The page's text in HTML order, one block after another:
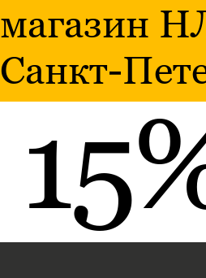
магазин
Санкт-